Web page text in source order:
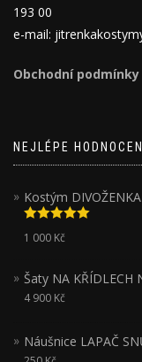
193 00
e-mail:
Obchodní podmínky
NEJLÉPE
Kostým
Hodnocení
5.00z 5
1 000 Kč
Šaty NA KŘÍDLECH
4 900 Kč
Náušnice LAPAČ